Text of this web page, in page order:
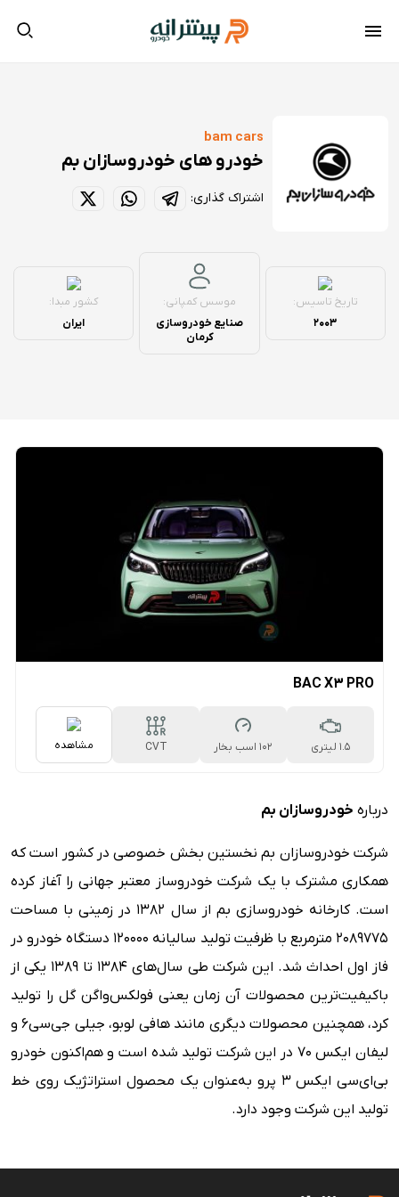
bam cars
خودرو های خودروسازان بم
اشتراک گذاری:
تاریخ تاسیس:
2003
موسس کمپانی:
صنایع خودروسازی
کرمان
کشور مبدا:
ایران
BAC X3 PRO
1.5 لیتری 102 اسب بخار CVT مشاهده
درباره خودروسازان بم
شرکت خودروسازان بم نخستین بخش خصوصی در کشور است که
همکاری مشترک با یک شرکت خودروساز معتبر جهانی را آغاز کرده
است. کارخانه خودروسازی بم از سال ۱۳۸۲ در زمینی با مساحت
۲۰۸۹۷۷۵ مترمربع با ظرفیت تولید سالیانه ۱۲۰۰۰۰ دستگاه خودرو در
فاز اول احداث شد. این شرکت طی سال‌های 1384 تا 1389 یکی از
باکیفیت‌ترین محصولات آن زمان یعنی فولکس‌واگن گل را تولید
کرد، همچنین محصولات دیگری مانند هافی لوبو، جیلی جی‌سی‌۶ و
لیفان ایکس ۷۰ در این شرکت تولید شده است و هم‌اکنون خودرو
بی‌ای‌سی ایکس ۳ پرو به‌عنوان یک محصول استراتژیک روی خط
تولید این شرکت وجود دارد.